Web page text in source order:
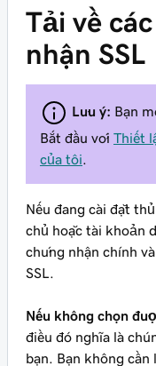
Tải về
nhận SSL
Lưu ý: Bạn
Bắt đầu với Thiết
của tôi
Nếu đang cài đặt
chủ hoặc tài khoản
chứng nhận chính
SSL.
Nếu không chọn
điều đó nghĩa là
bạn. Bạn không cần